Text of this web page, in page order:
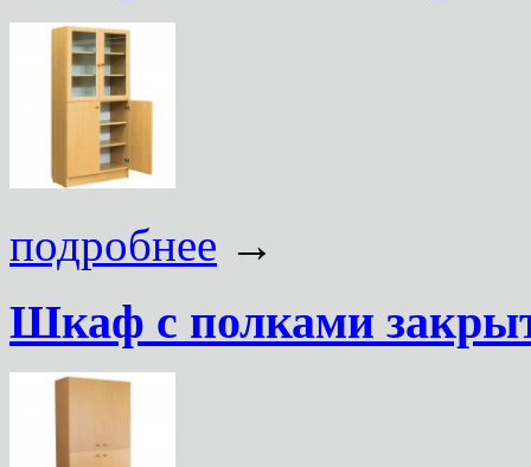
подробнее →
Шкаф с полками